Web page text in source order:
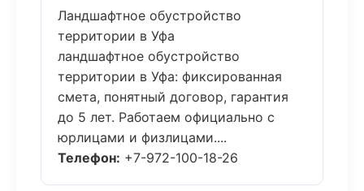
Ландшафтное обустройство
территории в Уфа
ландшафтное обустройство
территории в Уфа: фиксированная
смета, понятный договор, гарантия
до 5 лет. Работаем официально с
юрлицами и физлицами....
Телефон: +7-972-100-18-26